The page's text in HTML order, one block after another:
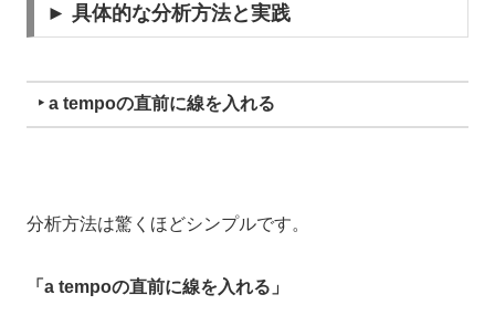
► 具体的な分析方法と実践
‣ a tempoの直前に線を入れる
分析方法は驚くほどシンプルです。
「a tempoの直前に線を入れる」